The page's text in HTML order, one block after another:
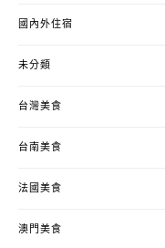
國內外住宿
未分類
台灣美食
台南美食
法國美食
澳門美食